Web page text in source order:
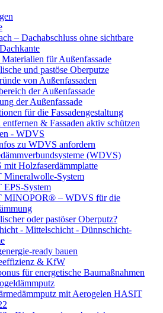
– Dachabschluss ohne sichtbare
für Außenfassade
und pastöse Oberputze
von Außenfassaden
der Außenfassade
der Außenfassade
für die Fassadengestaltung
& Fassaden aktiv schützen
- WDVS
zu WDVS anfordern
(WDVS)
Holzfaserdämmplatte
System
System
MINOPOR® – WDVS für die
oder pastöser Oberputz?
- Mittelschicht - Dünnschicht-
ready bauen
& KfW
für energetische Baumaßnahmen
mit Aerogelen HASIT